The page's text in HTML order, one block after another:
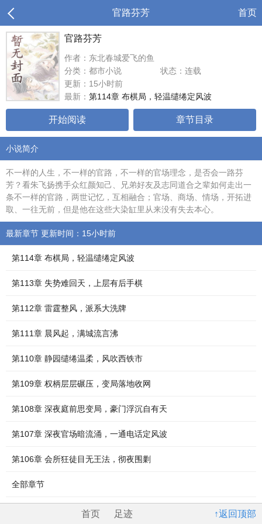
官路芬芳 首页
官路芬芳
作者：东北春城爱飞的鱼
分类：都市小说
状态：连载
更新：15小时前
最新： 第114章 布棋局，轻温缱绻定风波
开始阅读 章节目录
小说简介
不一样的人生，不一样的官路，不一样的官场理念，是否会一路芬
芳？看朱飞扬携手众红颜知己、兄弟好友及志同道合之辈如何走出一
条不一样的官路，两世记忆，互相融合；官场、商场、情场，开拓进
取、一往无前，但是他在这些大染缸里从来没有失去本心。
最新章节 更新时间：15小时前
第114章 布棋局，轻温缱绻定风波
第113章 失势难回天，上层有后手棋
第112章 雷霆整风，派系大洗牌
第111章 晨风起，满城流言沸
第110章 静园缱绻温柔，风吹西铁市
第109章 权柄层层碾压，变局落地收网
第108章 深夜庭前思变局，豪门浮沉自有天
第107章 深夜官场暗流涌，一通电话定风波
第106章 会所狂徒目无王法，彻夜围剿
全部章节
↑返回顶部
首页 足迹